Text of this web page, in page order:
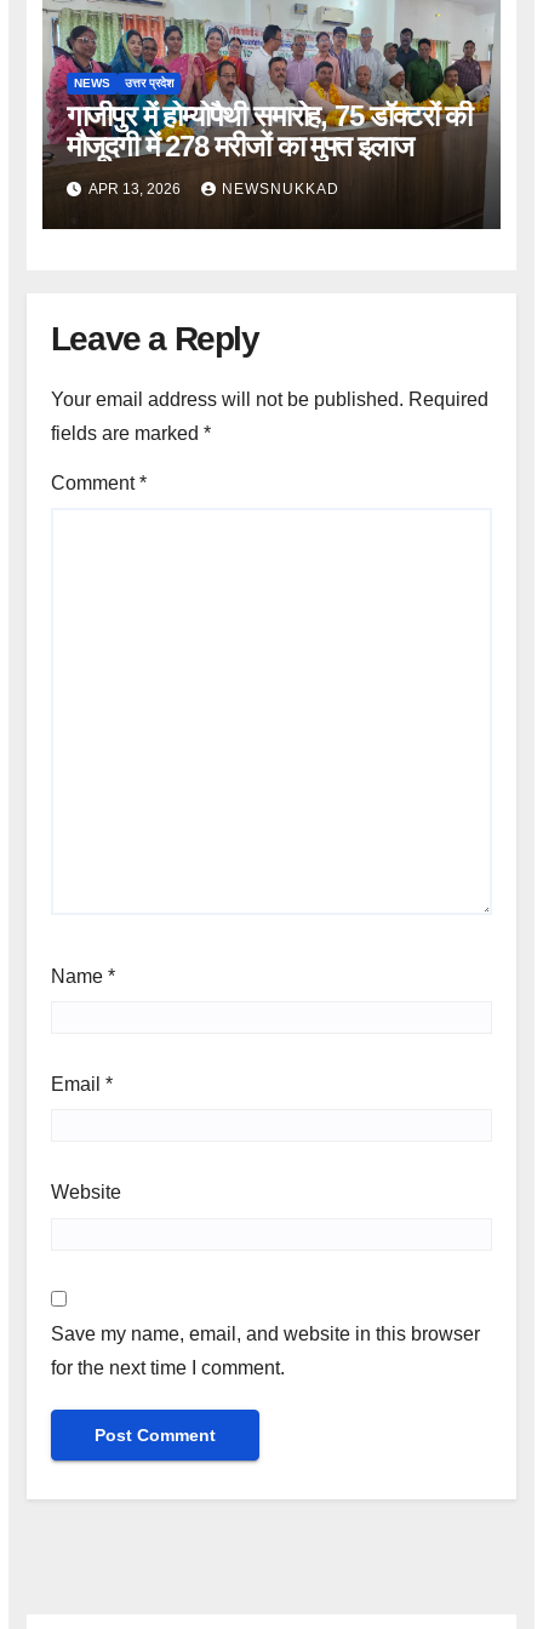
NEWS उत्तर प्रदेश
गाजीपुर में होम्योपैथी समारोह, 75 डॉक्टरों की
मौजूदगी में 278 मरीजों का मुफ्त इलाज
APR 13, 2026 NEWSNUKKAD
Leave a Reply
Your email address will not be published. Required
fields are marked *
Comment*
Name *
Email *
Website
Save my name, email, and website in this browser
for the next time I comment.